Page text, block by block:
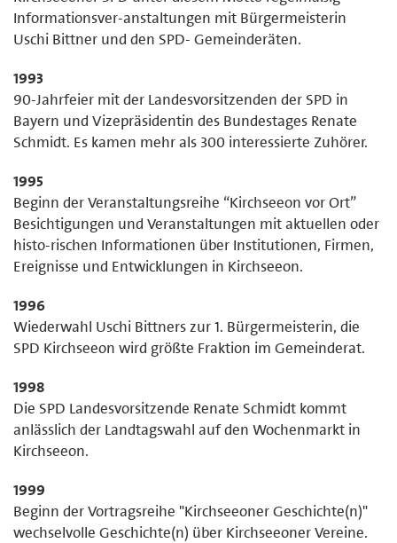
Informationsver-anstaltungen mit Bürgermeisterin
Uschi Bittner und den SPD- Gemeinderäten.
1993
90-Jahrfeier mit der Landesvorsitzenden der SPD in
Bayern und Vizepräsidentin des Bundestages Renate
Schmidt. Es kamen mehr als 300 interessierte Zuhörer.
1995
Beginn der Veranstaltungsreihe “Kirchseeon vor Ort”
Besichtigungen und Veranstaltungen mit aktuellen oder
histo-rischen Informationen über Institutionen, Firmen,
Ereignisse und Entwicklungen in Kirchseeon.
1996
Wiederwahl Uschi Bittners zur 1. Bürgermeisterin, die
SPD Kirchseeon wird größte Fraktion im Gemeinderat.
1998
Die SPD Landesvorsitzende Renate Schmidt kommt
anlässlich der Landtagswahl auf den Wochenmarkt in
Kirchseeon.
1999
Beginn der Vortragsreihe "Kirchseeoner Geschichte(n)"
wechselvolle Geschichte(n) über Kirchseeoner Vereine.